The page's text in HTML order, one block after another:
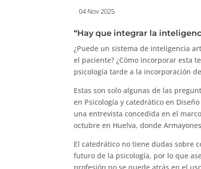
04 Nov 2025
“Hay que integrar la
¿Puede un sistema de inteligencia
el paciente? ¿Cómo incorporar esta
psicología tarde a la incorporación
Estas son solo algunas de las
en Psicología y catedrático en
una entrevista concedida en el
octubre en Huelva, donde
El catedrático no tiene dudas sobre
futuro de la psicología, por lo que
profesión no se quede atrás en el